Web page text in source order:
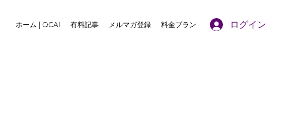
ホーム | QCAI 有料記事 メルマガ登録 料金プラン ログイン